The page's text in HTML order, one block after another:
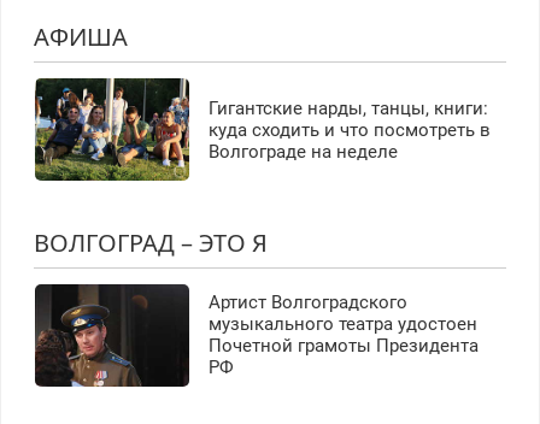
АФИША
Гигантские нарды, танцы, книги:
куда сходить и что посмотреть в
Волгограде на неделе
ВОЛГОГРАД – ЭТО Я
Артист Волгоградского
музыкального театра удостоен
Почетной грамоты Президента
РФ